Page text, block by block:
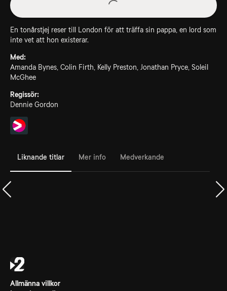
En tonårstjej reser till London för att träffa sin pappa, en lord som
inte vet att hon existerar.
Med:
Amanda Bynes, Colin Firth, Kelly Preston, Jonathan Pryce, Soleil
McGhee
Regissör:
Dennie Gordon
Liknande titlar Mer info Medverkande
Allmänna villkor